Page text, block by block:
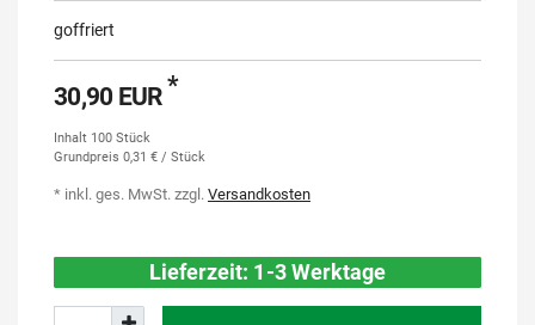
goffriert
30,90 EUR*
Inhalt 100 Stück
Grundpreis 0,31 € / Stück
* inkl. ges. MwSt. zzgl. Versandkosten
Lieferzeit: 1-3 Werktage